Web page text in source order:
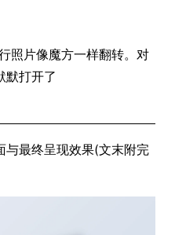
照片像魔方一样翻转。对
默打开了
与最终呈现效果(文末附完